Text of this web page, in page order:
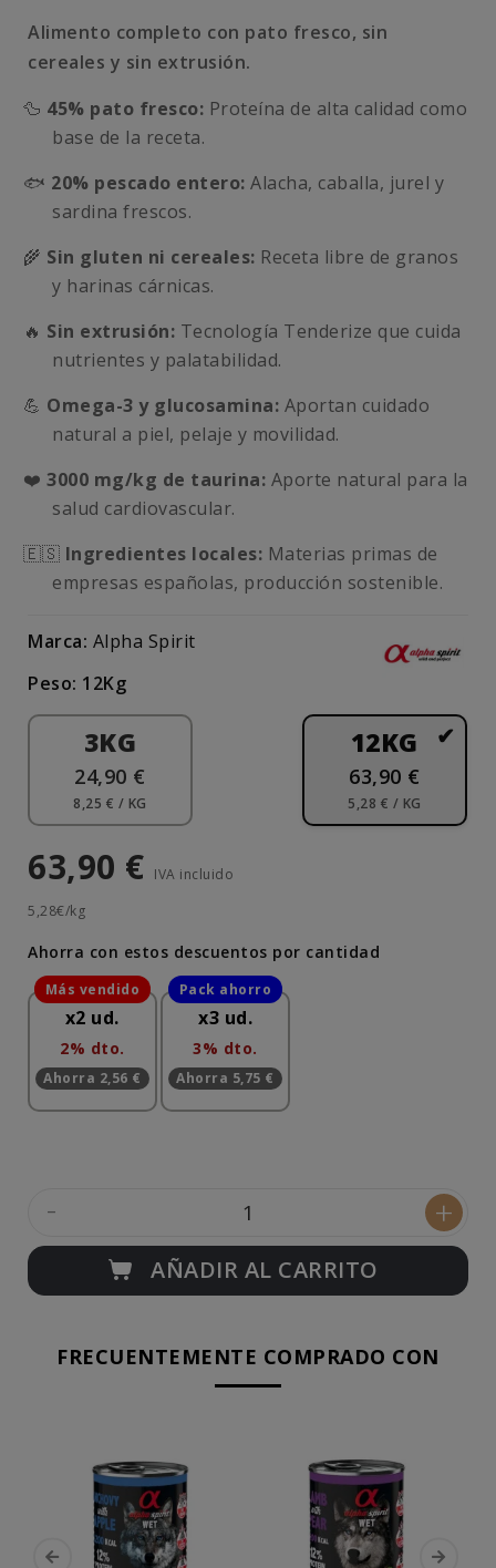
Alimento completo con pato fresco, sin
cereales y sin extrusión.
🦆 45% pato fresco: Proteína de alta calidad como
base de la receta.
🐟 20% pescado entero: Alacha, caballa, jurel y
sardina frescos.
🌾 Sin gluten ni cereales: Receta libre de granos
y harinas cárnicas.
🔥 Sin extrusión: Tecnología Tenderize que cuida
nutrientes y palatabilidad.
💪 Omega-3 y glucosamina: Aportan cuidado
natural a piel, pelaje y movilidad.
❤️ 3000 mg/kg de taurina: Aporte natural para la
salud cardiovascular.
🇪🇸 Ingredientes locales: Materias primas de
empresas españolas, producción sostenible.
Marca: Alpha Spirit
Peso: 12Kg
3KG
24,90 €
8,25 € / KG
12KG
63,90 €
5,28 € / KG
63,90 € IVA incluido
5,28€/kg
Ahorra con estos descuentos por cantidad
x2 ud.
2% dto.
Ahorra 2,56 €
x3 ud.
3% dto.
Ahorra 5,75 €
- +
AÑADIR AL CARRITO
FRECUENTEMENTE COMPRADO CON